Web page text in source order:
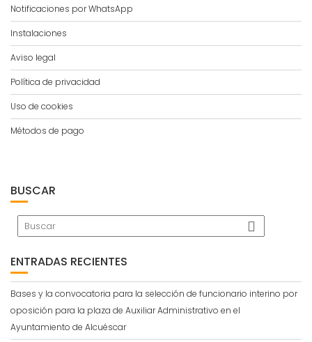
Notificaciones por WhatsApp
Instalaciones
Aviso legal
Política de privacidad
Uso de cookies
Métodos de pago
BUSCAR
ENTRADAS RECIENTES
Bases y la convocatoria para la selección de funcionario interino por
oposición para la plaza de Auxiliar Administrativo en el
Ayuntamiento de Alcuéscar